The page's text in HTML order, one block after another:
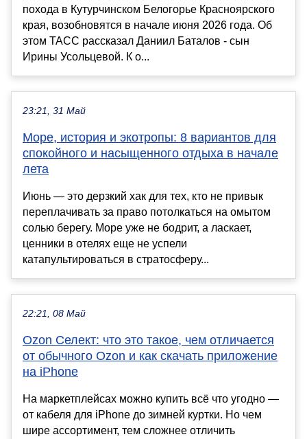
похода в Кутурчинском Белогорье Красноярского
края, возобновятся в начале июня 2026 года. Об
этом ТАСС рассказал Даниил Баталов - сын
Ирины Усольцевой. К о...
23:21, 31 Май
Море, история и экотропы: 8 вариантов для
спокойного и насыщенного отдыха в начале
лета
Июнь — это дерзкий хак для тех, кто не привык
переплачивать за право потолкаться на омытом
солью берегу. Море уже не бодрит, а ласкает,
ценники в отелях еще не успели
катапультироваться в стратосферу...
22:21, 08 Май
Ozon Селект: что это такое, чем отличается
от обычного Ozon и как скачать приложение
на iPhone
На маркетплейсах можно купить всё что угодно —
от кабеля для iPhone до зимней куртки. Но чем
шире ассортимент, тем сложнее отличить